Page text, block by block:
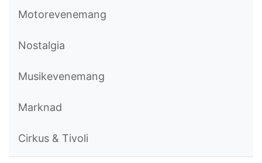
Motorevenemang
Nostalgia
Musikevenemang
Marknad
Cirkus & Tivoli